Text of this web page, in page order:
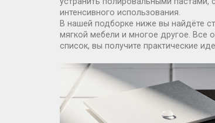
интенсивного использования.
В нашей подборке ниже вы найдёте
мягкой мебели и многое другое. Все
список, вы получите практические